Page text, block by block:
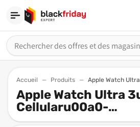
Accueil Produits
Apple Watch Ultra
Cellularu00a0-